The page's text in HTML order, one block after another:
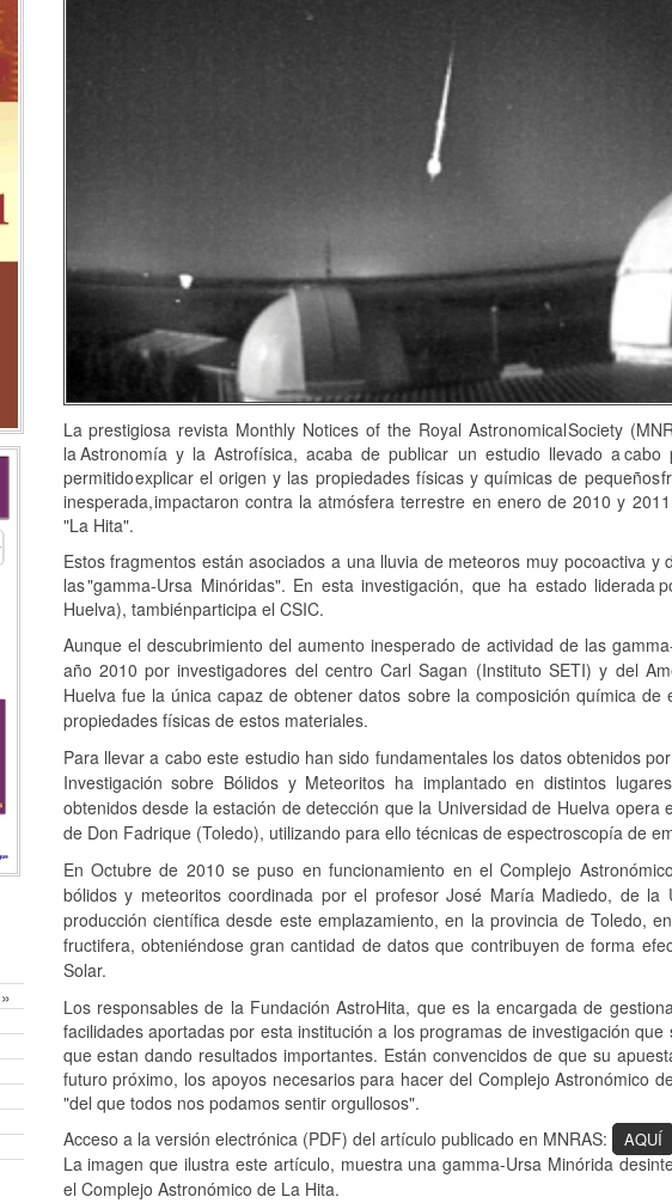
La prestigiosa revista Monthly Notices of the Royal AstronomicalSociety
laAstronomía y la Astrofísica, acaba de publicar un estudio llevado acabo
permitidoexplicar el origen y las propiedades físicas y químicas de pequeños
inesperada,impactaron contra la atmósfera terrestre en enero de 2010 y
"La Hita".
Estos fragmentos están asociados a una lluvia de meteoros muy pocoactiva y
las"gamma-Ursa Minóridas". En esta investigación, que ha estado liderada
Huelva), tambiénparticipa el CSIC.
Aunque el descubrimiento del aumento inesperado de actividad de las
año 2010 porinvestigadores del centro Carl Sagan (Instituto SETI) y del
Huelva fue la única capaz de obtener datos sobre la composición química de
propiedades físicas de estos materiales.
Para llevar a cabo este estudio han sido fundamentales los datos obtenidos
Investigación sobre Bólidos y Meteoritos ha implantado en distintos
obtenidos desde la estación de detección que la Universidad de Huelva opera
de Don Fadrique (Toledo), utilizando para ello técnicas de espectroscopía de
En Octubre de 2010 se puso en funcionamiento en el Complejo
bólidos y meteoritos coordinada por el profesor José María Madiedo, de
producción científica desde este emplazamiento, en la provincia de Toledo,
fructifera, obteniéndose gran cantidad de datos que contribuyen de forma
Solar.
Los responsables de la Fundación AstroHita, que es la encargada de
facilidades aportadas por esta institución a los programas de investigación
que estan dando resultados importantes. Están convencidos de que su
futuro próximo, los apoyos necesarios para hacer del Complejo Astronómico
"del que todos nos podamos sentir orgullosos".
Acceso a la versión electrónica (PDF) del artículo publicado en MNRAS:
AQUÍ
La imagen que ilustra este artículo, muestra una gamma-Ursa Minórida
el Complejo Astronómico de La Hita.
»